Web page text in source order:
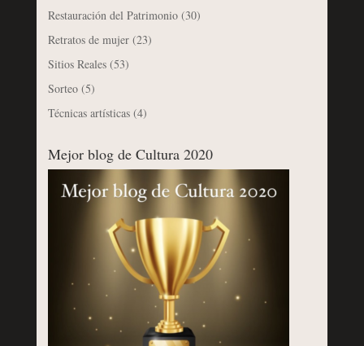
Restauración del Patrimonio(30)
Retratos de mujer(23)
Sitios Reales(53)
Sorteo(5)
Técnicas artísticas(4)
Mejor blog de Cultura 2020